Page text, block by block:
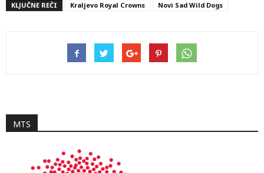
KLJUČNE REČI Kraljevo Royal Crowns Novi Sad Wild Dogs
MTS